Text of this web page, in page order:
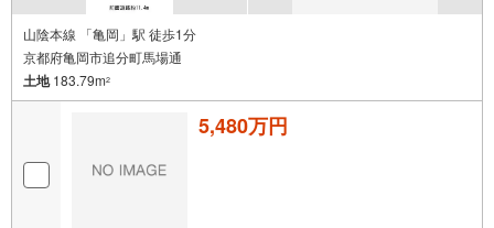
山陰本線 「亀岡」駅 徒歩1分
京都府亀岡市追分町馬場通
土地183.79m2
5,480万円